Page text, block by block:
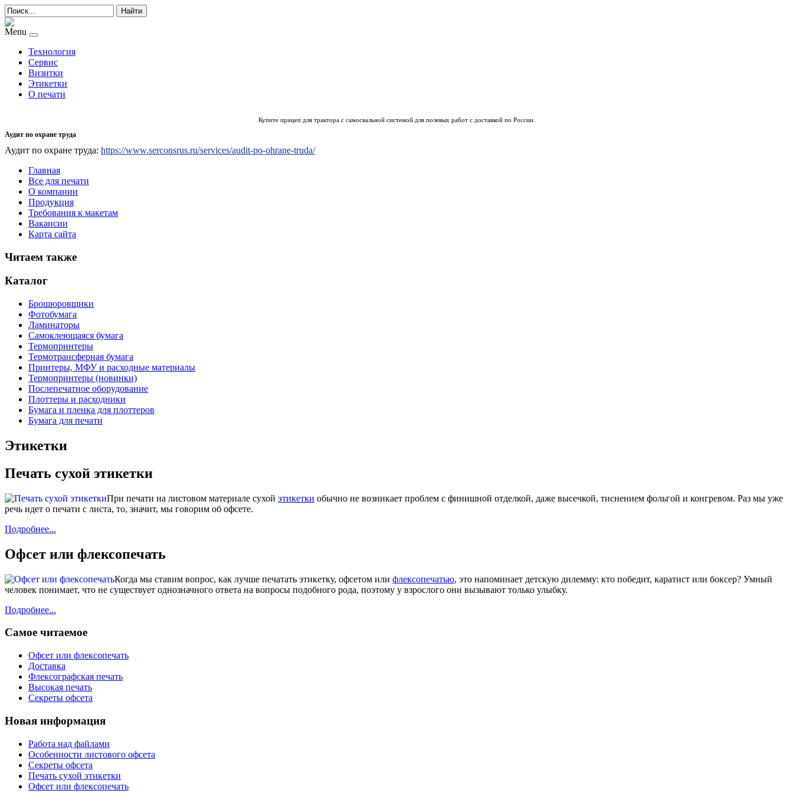
Найти
Menu
Технология
Сервис
Визитки
Этикетки
О печати
Купите прицеп для тракторас самосвальной системой для полевых работ с доставкой по России.
Аудит по охране труда
Аудит по охране труда: https://www.serconsrus.ru/services/audit-po-ohrane-truda/
Главная
Все для печати
О компании
Продукция
Требования к макетам
Вакансии
Карта сайта
Читаем также
Каталог
Брошюровщики
Фотобумага
Ламинаторы
Самоклеющаяся бумага
Термопринтеры
Термотрансферная бумага
Принтеры, МФУ и расходные материалы
Термопринтеры (новинки)
Послепечатное оборудование
Плоттеры и расходники
Бумага и пленка для плоттеров
Бумага для печати
Этикетки
Печать сухой этикетки
При печати на листовом материале сухой этикетки обычно не возникает проблем с финишной отделкой, даже высечкой, тиснением фольгой и конгревом. Раз мы уже
речь идет о печати с листа, то, значит, мы говорим об офсете.
Подробнее...
Офсет или флексопечать
Когда мы ставим вопрос, как лучше печатать этикетку, офсетом или флексопечатью, это напоминает детскую дилемму: кто победит, каратист или боксер? Умный
человек понимает, что не существует однозначного ответа на вопросы подобного рода, поэтому у взрослого они вызывают только улыбку.
Подробнее...
Самое читаемое
Офсет или флексопечать
Доставка
Флексографская печать
Высокая печать
Секреты офсета
Новая информация
Работа над файлами
Особенности листового офсета
Секреты офсета
Печать сухой этикетки
Офсет или флексопечать